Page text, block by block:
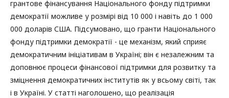
грантове фінансування Національного фонду підтримки
демократії можливе у розмірі від 10 000 і навіть до 1 000
000 доларів США. Підсумовано, що гранти Національного
фонду підтримки демократії - це механізм, який сприяє
демократичним ініціативам в Україні; він є незалежним та
доповнює процеси фінансової підтримки для розвитку та
зміцнення демократичних інститутів як у всьому світі, так
і в Україні. У статті наголошено, що реалізація